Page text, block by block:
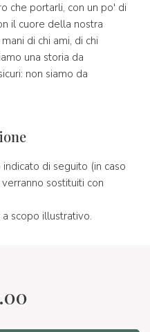
che portarli, con un po' di
il cuore della nostra
di chi ami, di chi
una storia da
non siamo da
di seguito (in caso
sostituiti con
scopo illustrativo.